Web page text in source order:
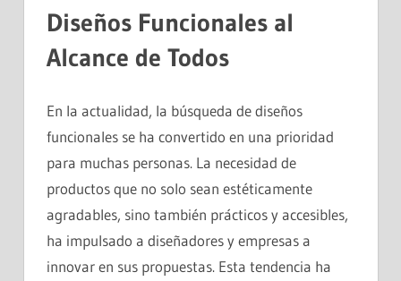
Diseños Funcionales al
Alcance de Todos
En la actualidad, la búsqueda de diseños
funcionales se ha convertido en una prioridad
para muchas personas. La necesidad de
productos que no solo sean estéticamente
agradables, sino también prácticos y accesibles,
ha impulsado a diseñadores y empresas a
innovar en sus propuestas. Esta tendencia ha